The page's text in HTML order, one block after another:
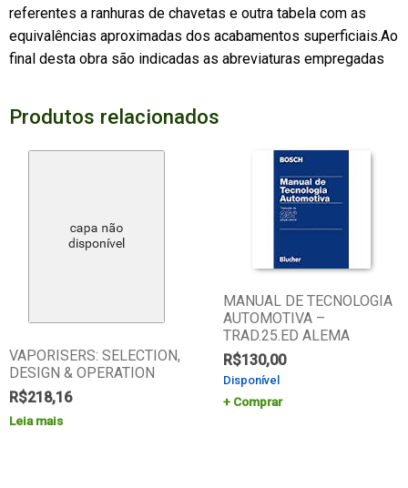
referentes a ranhuras de chavetas e outra tabela com as
equivalências aproximadas dos acabamentos superficiais.Ao
final desta obra são indicadas as abreviaturas empregadas
Produtos relacionados
VAPORISERS: SELECTION,
DESIGN & OPERATION
R$218,16
Leia mais
MANUAL DE TECNOLOGIA
AUTOMOTIVA –
TRAD.25.ED ALEMA
R$130,00
Disponível
Comprar